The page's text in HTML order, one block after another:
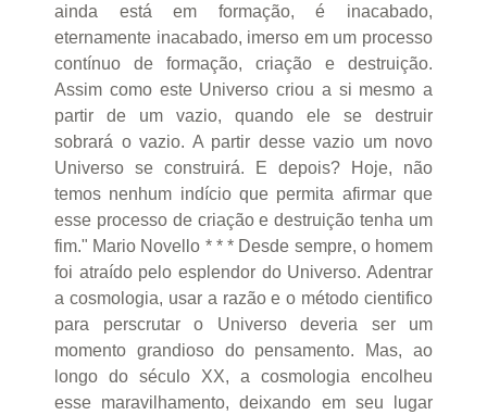
ainda está em formação, é inacabado,
eternamente inacabado, imerso em um processo
contínuo de formação, criação e destruição.
Assim como este Universo criou a si mesmo a
partir de um vazio, quando ele se destruir
sobrará o vazio. A partir desse vazio um novo
Universo se construirá. E depois? Hoje, não
temos nenhum indício que permita afirmar que
esse processo de criação e destruição tenha um
fim." Mario Novello * * * Desde sempre, o homem
foi atraído pelo esplendor do Universo. Adentrar
a cosmologia, usar a razão e o método cientifico
para perscrutar o Universo deveria ser um
momento grandioso do pensamento. Mas, ao
longo do século XX, a cosmologia encolheu
esse maravilhamento, deixando em seu lugar